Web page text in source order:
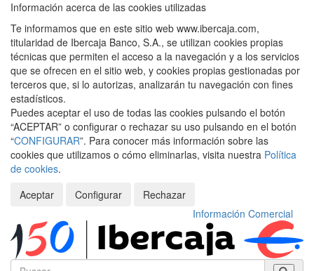
Información acerca de las cookies utilizadas
Te informamos que en este sitio web www.ibercaja.com,
titularidad de Ibercaja Banco, S.A., se utilizan cookies propias
técnicas que permiten el acceso a la navegación y a los servicios
que se ofrecen en el sitio web, y cookies propias gestionadas por
terceros que, si lo autorizas, analizarán tu navegación con fines
estadísticos.
Puedes aceptar el uso de todas las cookies pulsando el botón
“ACEPTAR” o configurar o rechazar su uso pulsando en el botón
“CONFIGURAR”. Para conocer más información sobre las
cookies que utilizamos o cómo eliminarlas, visita nuestra Política
de cookies.
Aceptar
Configurar
Rechazar
Información Comercial